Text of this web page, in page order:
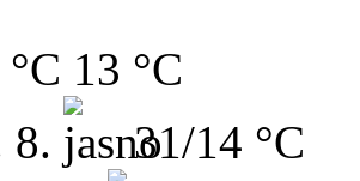
13 °C
8.
31/14 °C